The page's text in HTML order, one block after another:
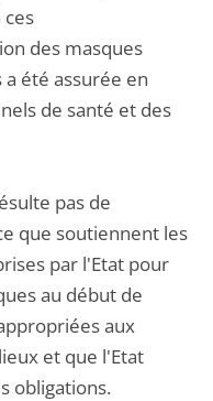
des masques
été assurée en
de santé et des
pas de
que soutiennent les
par l'Etat pour
au début de
aux
et que l'Etat
obligations.